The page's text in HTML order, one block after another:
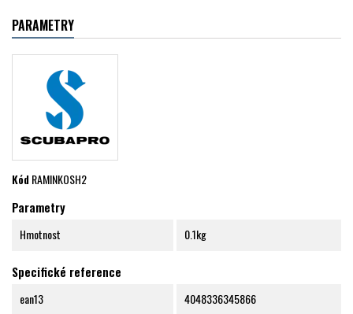
PARAMETRY
KódRAMINKOSH2
Parametry
Hmotnost 0.1kg
Specifické reference
ean13 4048336345866